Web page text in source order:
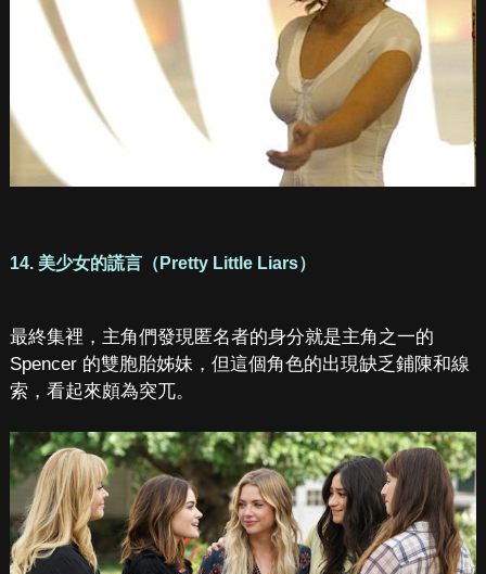
14. 美少女的謊言（Pretty Little Liars）
最終集裡，主角們發現匿名者的身分就是主角之一的
Spencer 的雙胞胎姊妹，但這個角色的出現缺乏鋪陳和線
索，看起來頗為突兀。